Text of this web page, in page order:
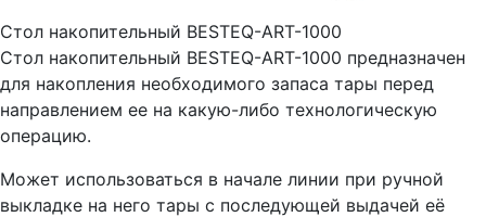
Стол накопительный BESTEQ-ART-1000
Стол накопительный BESTEQ-ART-1000 предназначен
для накопления необходимого запаса тары перед
направлением ее на какую-либо технологическую
операцию.
Может использоваться в начале линии при ручной
выкладке на него тары с последующей выдачей её